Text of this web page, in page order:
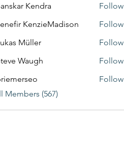
Kendra
Follow
KenzieMadison
Follow
Müller
Follow
Waugh
Follow
Follow
Members (567)